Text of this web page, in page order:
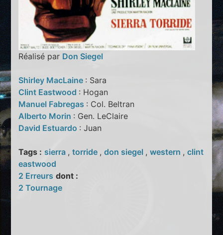
Réalisé par Don Siegel
Shirley MacLaine : Sara
Clint Eastwood : Hogan
Manuel Fabregas : Col. Beltran
Alberto Morin : Gen. LeClaire
David Estuardo : Juan
Tags : sierra ,torride ,don siegel ,western ,clint
eastwood
2 Erreurs dont :
2 Tournage